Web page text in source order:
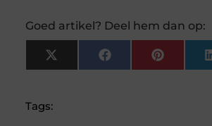
Goed artikel? Deel hem dan op:
X
(Twitter)
FacebookPinterest
Tags: